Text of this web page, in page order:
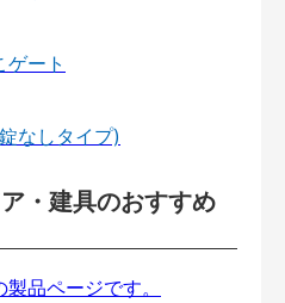
ゲート
なしタイプ)
・建具のおすすめ